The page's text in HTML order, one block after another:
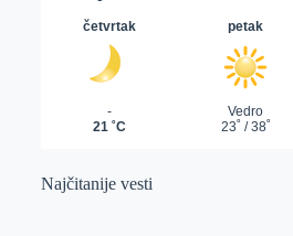
Najčitanije vesti